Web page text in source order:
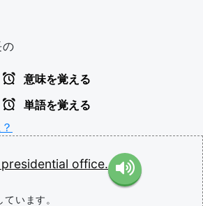
意味を覚える
単語を覚える
presidential office.
います。